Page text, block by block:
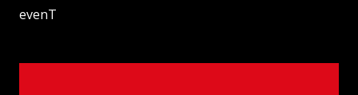
evenT